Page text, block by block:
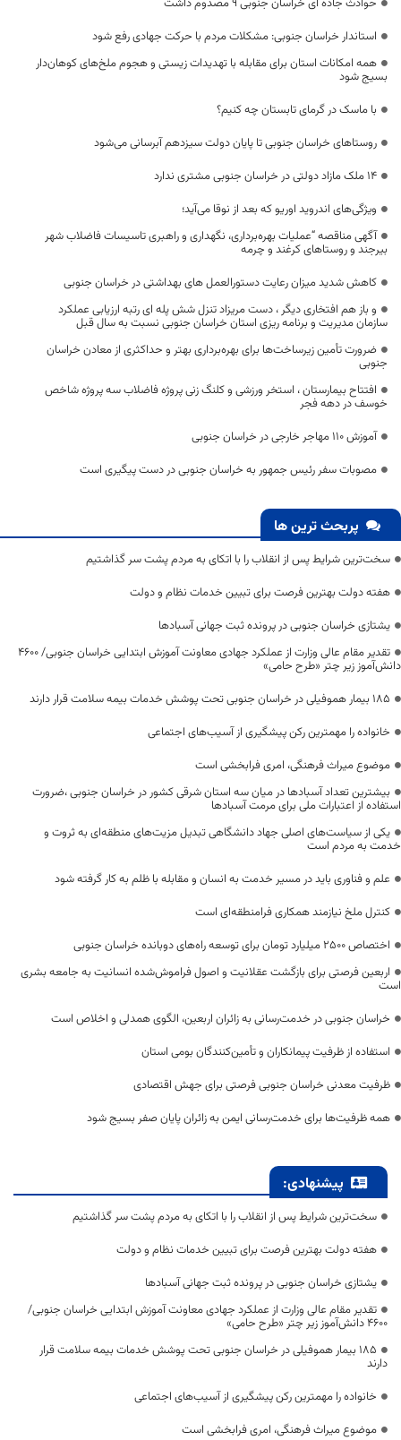
استاندار خراسان جنوبی: مشکلات مردم با حرکت جهادی رفع شود
همه امکانات استان برای مقابله با تهدیدات زیستی و هجوم ملخ‌های کوهان‌دار
بسیج شود
با ماسک در گرمای تابستان چه کنیم؟
روستاهای خراسان جنوبی تا پایان دولت سیزدهم آبرسانی می‌شود
۱۴ ملک مازاد دولتی در خراسان جنوبی مشتری ندارد
ویژگی‌های اندروید اوریو که بعد از نوقا می‌آید؛
آگهی مناقصه “عملیات بهره‌برداری، نگهداری و راهبری تاسیسات فاضلاب شهر
بیرجند و روستاهای کرغند و چرمه
کاهش شدید میزان رعایت دستورالعمل های بهداشتی در خراسان جنوبی
و باز هم افتخاری دیگر ، دست مریزاد تنزل شش پله ای رتبه ارزیابی عملکرد
سازمان مدیریت و برنامه ریزی استان خراسان جنوبی نسبت به سال قبل
ضرورت تأمین زیرساخت‌ها برای بهره‌برداری بهتر و حداکثری از معادن خراسان
جنوبی
افتتاح بیمارستان ، استخر ورزشی و کلنگ زنی پروژه فاضلاب سه پروژه شاخص
خوسف در دهه فجر
آموزش 110 مهاجر خارجی در خراسان جنوبی
مصوبات سفر رئیس جمهور به خراسان جنوبی در دست پیگیری است
پربحث ترین ها
سخت‌ترین شرایط پس از انقلاب را با اتکای به مردم پشت سر گذاشتیم
هفته دولت بهترین فرصت برای تبیین خدمات نظام و دولت
یشتازی خراسان جنوبی در پرونده ثبت جهانی آسبادها
تقدیر مقام عالی وزارت از عملکرد جهادی معاونت آموزش ابتدایی خراسان جنوبی/ ۴۶۰۰
دانش‌آموز زیر چتر «طرح حامی»
۱۸۵ بیمار هموفیلی در خراسان جنوبی تحت پوشش خدمات بیمه سلامت قرار دارند
خانواده را مهمترین رکن پیشگیری از آسیب‌های اجتماعی
موضوع میراث فرهنگی، امری فرابخشی است
بیشترین تعداد آسبادها در میان سه استان شرقی کشور در خراسان جنوبی ،ضرورت
استفاده از اعتبارات ملی برای مرمت آسبادها
یکی از سیاست‌های اصلی جهاد دانشگاهی تبدیل مزیت‌های منطقه‌ای به ثروت و
خدمت به مردم است
علم و فناوری باید در مسیر خدمت به انسان و مقابله با ظلم به کار گرفته شود
کنترل ملخ نیازمند همکاری فرامنطقه‌ای است
اختصاص 2500 میلیارد تومان برای توسعه راه‌های دوبانده خراسان جنوبی
اربعین فرصتی برای بازگشت عقلانیت و اصول فراموش‌شده انسانیت به جامعه بشری
است
خراسان جنوبی در خدمت‌رسانی به زائران اربعین، الگوی همدلی و اخلاص است
استفاده از ظرفیت پیمانکاران و تأمین‌کنندگان بومی استان
ظرفیت معدنی خراسان جنوبی فرصتی برای جهش اقتصادی
همه ظرفیت‌ها برای خدمت‌رسانی ایمن به زائران پایان صفر بسیج شود
پیشنهادی:
سخت‌ترین شرایط پس از انقلاب را با اتکای به مردم پشت سر گذاشتیم
هفته دولت بهترین فرصت برای تبیین خدمات نظام و دولت
یشتازی خراسان جنوبی در پرونده ثبت جهانی آسبادها
تقدیر مقام عالی وزارت از عملکرد جهادی معاونت آموزش ابتدایی خراسان جنوبی/
۴۶۰۰ دانش‌آموز زیر چتر «طرح حامی»
۱۸۵ بیمار هموفیلی در خراسان جنوبی تحت پوشش خدمات بیمه سلامت قرار
دارند
خانواده را مهمترین رکن پیشگیری از آسیب‌های اجتماعی
موضوع میراث فرهنگی، امری فرابخشی است